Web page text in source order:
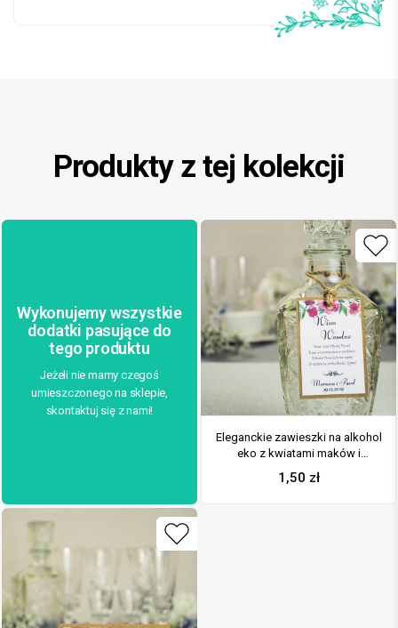
Produkty z tej kolekcji
Wykonujemy wszystkie
dodatki pasujące do
tego produktu
Jeżeli nie mamy czegoś
umieszczonego na sklepie,
skontaktuj się z nami!
Eleganckie zawieszki na alkohol
eko z kwiatami maków i
chabrów, przyklejanym
motywem tekstowym i
1,50 zł